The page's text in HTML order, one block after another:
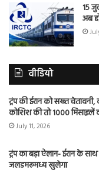
15
अब
वीडियो
ट्रंप की ईरान को सख्त
कोशिश की तो 1000 मिसाइलें
July 11, 2026
ट्रंप का बड़ा ऐलान- ईरान के
जलडमरूमध्य खुलेगा